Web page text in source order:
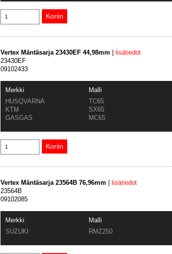
Vertex Mäntäsarja 23430EF 44,98mm
lisätiedot
23430EF
09102433
Merkki Malli
HUSQVARNA
TC65
KTM
SX65
GASGAS
MC65
Vertex Mäntäsarja 23564B 76,96mm
lisätiedot
23564B
09102085
Merkki Malli
SUZUKI
RMZ250